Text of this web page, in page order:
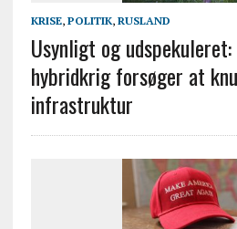
KRISE, POLITIK, RUSLAND
Usynligt og
hybridkrig forsøger at
infrastruktur